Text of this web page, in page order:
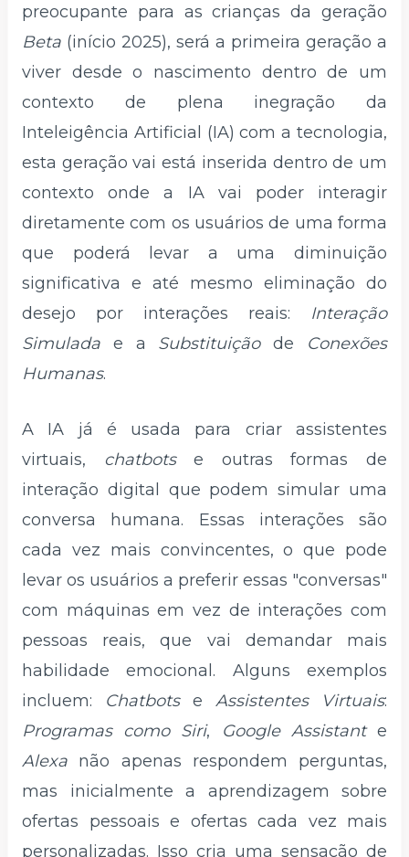
preocupante para as crianças da geração
Beta (início 2025), será a primeira geração a
viver desde o nascimento dentro de um
contexto de plena inegração da
Inteleigência Artificial (IA) com a tecnologia,
esta geração vai está inserida dentro de um
contexto onde a IA vai poder interagir
diretamente com os usuários de uma forma
que poderá levar a uma diminuição
significativa e até mesmo eliminação do
desejo por interações reais: Interação
Simulada e a Substituiçãode Conexões
Humanas.
A IA já é usada para criar assistentes
virtuais, chatbotse outras formas de
interação digital que podem simular uma
conversa humana. Essas interações são
cada vez mais convincentes, o que pode
levar os usuários a preferir essas "conversas"
com máquinas em vez de interações com
pessoas reais, que vai demandar mais
habilidade emocional. Alguns exemplos
incluem: Chatbotse Assistentes Virtuais:
Programas como Siri, Google Assistante
Alexa não apenas respondem perguntas,
mas inicialmente a aprendizagem sobre
ofertas pessoais e ofertas cada vez mais
personalizadas. Isso cria uma sensação de